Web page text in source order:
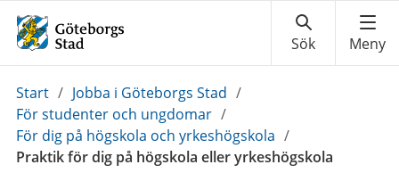
Du
är
här:
Start / Jobba i Göteborgs Stad /
För studenter och ungdomar /
För dig på högskola och yrkeshögskola /
Praktik för dig på högskola eller yrkeshögskola